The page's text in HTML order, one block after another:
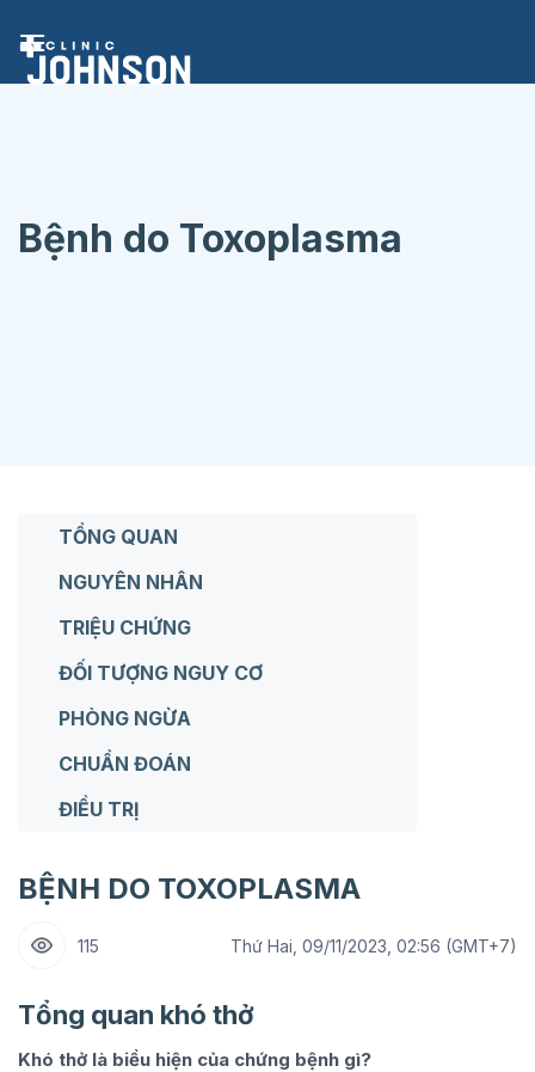
đến
Bệnh do Toxoplasma
TỔNG QUAN
NGUYÊN NHÂN
TRIỆU CHỨNG
ĐỐI TƯỢNG NGUY CƠ
PHÒNG NGỪA
CHUẨN ĐOÁN
ĐIỀU TRỊ
BỆNH DO TOXOPLASMA
115 Thứ Hai, 09/11/2023, 02:56 (GMT+7)
Tổng quan khó thở
Khó thở là biểu hiện của chứng bệnh gì?